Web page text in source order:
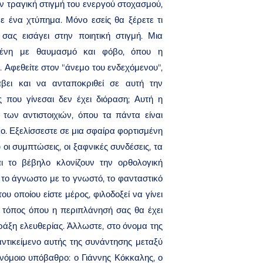
στιγμή του ενεργού στοχασμού,
ένα χτύπημα. Μόνο εσείς θα ξέρετε τι
εισάγει στην ποιητική στιγμή. Μια
με θαυμασμό και φόβο, όπου η
στον "άνεμο του ενδεχόμενου",
και να ανταποκριθεί σε αυτή την
γίνεσαι δεν έχει διόραση; Αυτή η
αντιστοιχιών, όπου τα πάντα είναι
Εξελίσσεστε σε μια σφαίρα φορτισμένη
συμπτώσεις, οι ξαφνικές συνδέσεις, τα
το βέβηλο κλονίζουν την ορθολογική
άγνωστο με το γνωστό, το φανταστικό
οποίου είστε μέρος, φιλοδοξεί να γίνει
όπου η περιπλάνησή σας θα έχει
ελευθερίας. Άλλωστε, στο όνομα της
αυτής της συνάντησης μεταξύ
υπόβαθρο: ο Γιάννης Κόκκαλης, ο